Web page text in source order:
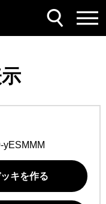
yESMMM
キを作る